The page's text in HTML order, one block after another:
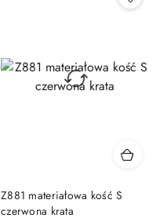
Z881 materiałowa kość S
czerwona krata